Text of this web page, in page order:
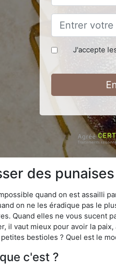
J'accepte
des
quand on est assailli
on ne les éradique pas le
Quand elles ne vous sucent
il vaut mieux pour avoir la paix,
bestioles ? Quel est le
c'est ?